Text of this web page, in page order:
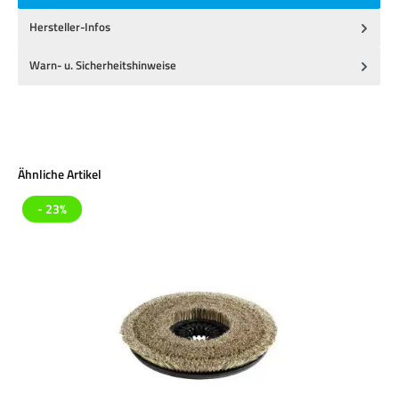
Hersteller-Infos
Warn- u. Sicherheitshinweise
Produktgalerie überspringen
Ähnliche Artikel
- 23%